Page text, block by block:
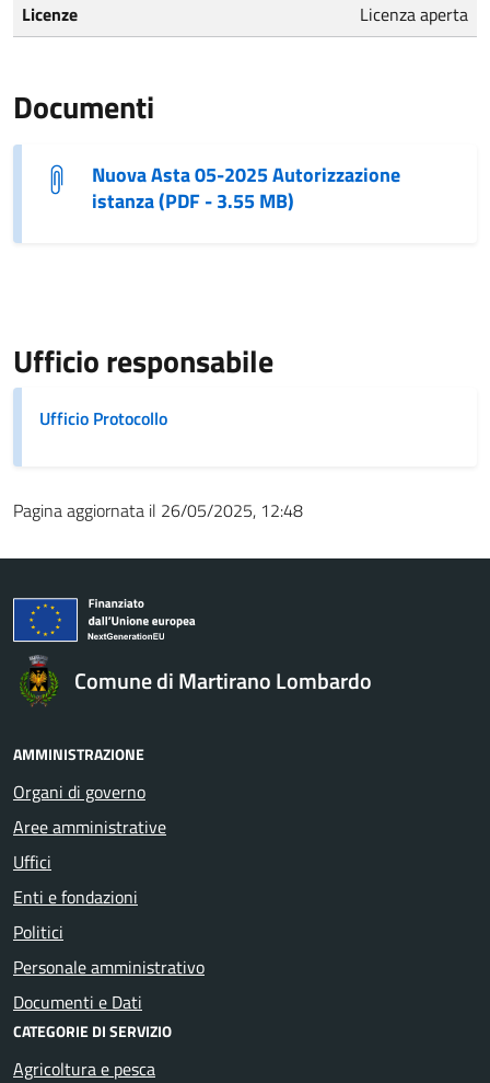
Licenze Licenza aperta
Documenti
Nuova Asta 05-2025 Autorizzazione
istanza (PDF - 3.55 MB)
Ufficio responsabile
Ufficio Protocollo
Pagina aggiornata il 26/05/2025, 12:48
Comune di Martirano Lombardo
AMMINISTRAZIONE
Organi di governo
Aree amministrative
Uffici
Enti e fondazioni
Politici
Personale amministrativo
Documenti e Dati
CATEGORIE DI SERVIZIO
Agricoltura e pesca